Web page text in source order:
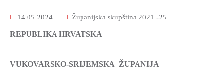
14.05.2024 Županijska skupština 2021.-25.
REPUBLIKA HRVATSKA
VUKOVARSKO-SRIJEMSKA ŽUPANIJA